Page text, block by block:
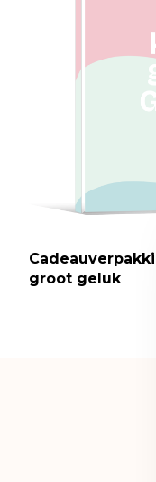
groot geluk